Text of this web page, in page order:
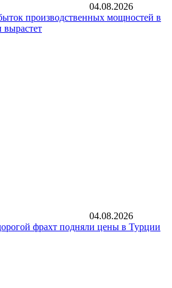
04.08.2026
производственных мощностей в
вырастет
04.08.2026
фрахт подняли цены в Турции